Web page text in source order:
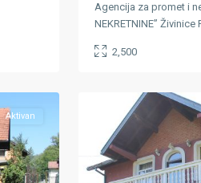
Agencija za promet i
NEKRETNINE”
2,500
Aktivan
Đurđevik,